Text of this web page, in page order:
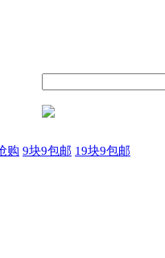
购 9块9包邮 19块9包邮